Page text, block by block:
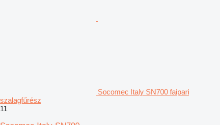
Socomec Italy SN700 faipari
szalagfűrész
11